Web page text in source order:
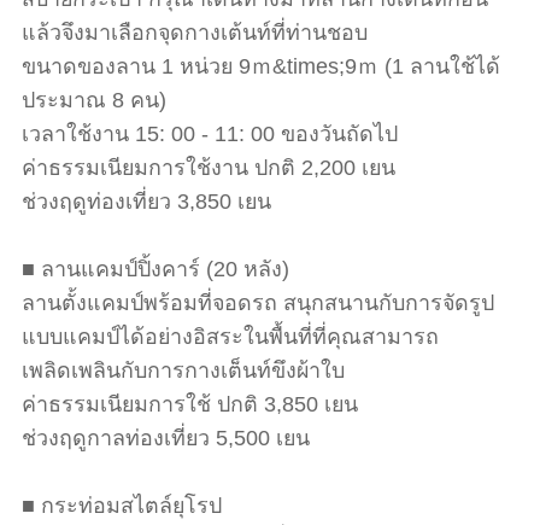
แล้วจึงมาเลือกจุดกางเต้นท์ที่ท่านชอบ
ขนาดของลาน 1 หน่วย 9ｍ&times;9ｍ (1 ลานใช้ได้
ประมาณ 8 คน)
เวลาใช้งาน 15: 00 - 11: 00 ของวันถัดไป
ค่าธรรมเนียมการใช้งาน ปกติ 2,200 เยน
ช่วงฤดูท่องเที่ยว 3,850 เยน
■ ลานแคมป์ปิ้งคาร์ (20 หลัง)
ลานตั้งแคมป์พร้อมที่จอดรถ สนุกสนานกับการจัดรูป
แบบแคมป์ได้อย่างอิสระในพื้นที่ที่คุณสามารถ
เพลิดเพลินกับการกางเต็นท์ขึงผ้าใบ
ค่าธรรมเนียมการใช้ ปกติ 3,850 เยน
ช่วงฤดูกาลท่องเที่ยว 5,500 เยน
■ กระท่อมสไตล์ยุโรป